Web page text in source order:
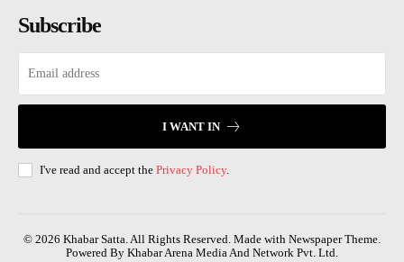
Subscribe
I WANT IN
I've read and accept the Privacy Policy.
© 2026 Khabar Satta. All Rights Reserved. Made with Newspaper Theme.
Powered By Khabar Arena Media And Network Pvt. Ltd.